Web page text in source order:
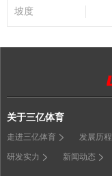
坡度
关于三亿体育
走进三亿体育 发展历程
研发实力 新闻动态